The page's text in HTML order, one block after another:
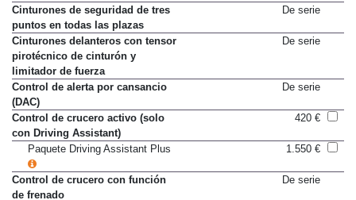
movimiento
Cinturones de seguridad de tres
puntos en todas las plazas
Cinturones delanteros con tensor
pirotécnico de cinturón y
limitador de fuerza
Control de alerta por cansancio
(DAC)
Control de crucero activo (solo
con Driving Assistant)
Paquete Driving Assistant Plus
Control de crucero con función